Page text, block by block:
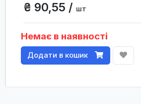
₴ 90,55 / шт
Немає в наявності
Додати в кошик